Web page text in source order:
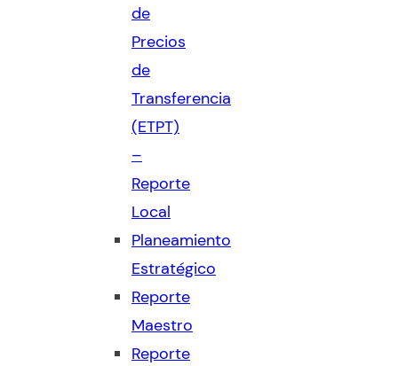
de
Precios
de
Transferencia
(ETPT)
–
Reporte
Local
Planeamiento
Estratégico
Reporte
Maestro
Reporte